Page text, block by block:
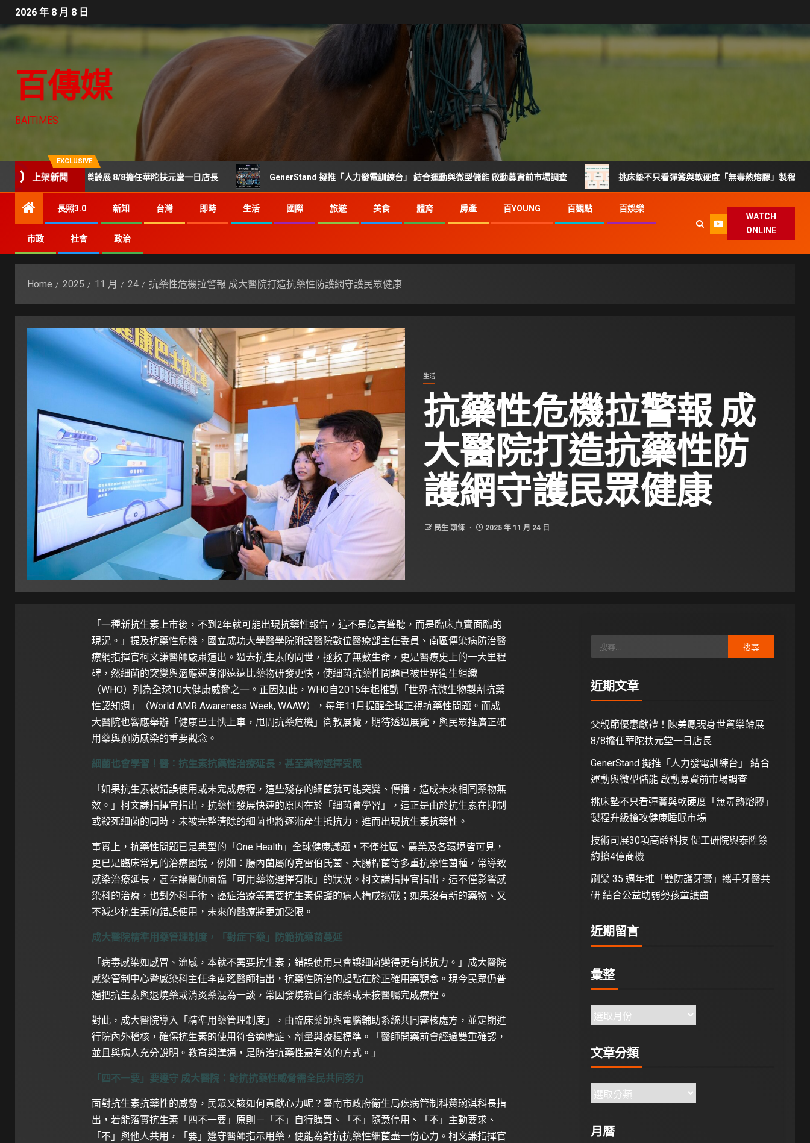
2026 年 8 月 8 日
百傳媒
BAITIMES
EXCLUSIVE
上架新聞
身世貿樂齡展 8/8擔任華陀扶元堂一日店長 GenerStand 擬推「人力發電訓練台」 結合運動與微型儲能 啟動募資前市場調查 挑床墊不只看彈簧與軟硬度「無毒熱熔膠」製程升級搶攻健康睡眠
長照3.0 新知 台灣 即時 生活 國際 旅遊 美食 體育 房產 百YOUNG 百觀點 百娛樂
市政 社會 政治
WATCH
ONLINE
Home 2025 11 月 24 抗藥性危機拉警報 成大醫院打造抗藥性防護網守護民眾健康
生活
抗藥性危機拉警報 成
大醫院打造抗藥性防
護網守護民眾健康
民生 頭條 2025 年 11 月 24 日
「一種新抗生素上市後，不到2年就可能出現抗藥性報告，這不是危言聳聽，而是臨床真實面臨的
現況。」提及抗藥性危機，國立成功大學醫學院附設醫院數位醫療部主任委員、南區傳染病防治醫
療網指揮官柯文謙醫師嚴肅道出。過去抗生素的問世，拯救了無數生命，更是醫療史上的一大里程
碑，然細菌的突變與適應速度卻遠遠比藥物研發更快，使細菌抗藥性問題已被世界衛生組織
（WHO）列為全球10大健康威脅之一。正因如此，WHO自2015年起推動「世界抗微生物製劑抗藥
性認知週」（World AMR Awareness Week, WAAW），每年11月提醒全球正視抗藥性問題。而成
大醫院也響應舉辦「健康巴士快上車，甩開抗藥危機」衛教展覽，期待透過展覽，與民眾推廣正確
用藥與預防感染的重要觀念。
細菌也會學習！醫：抗生素抗藥性治療延長，甚至藥物選擇受限
「如果抗生素被錯誤使用或未完成療程，這些殘存的細菌就可能突變、傳播，造成未來相同藥物無
效。」柯文謙指揮官指出，抗藥性發展快速的原因在於「細菌會學習」，這正是由於抗生素在抑制
或殺死細菌的同時，未被完整清除的細菌也將逐漸產生抵抗力，進而出現抗生素抗藥性。
事實上，抗藥性問題已是典型的「One Health」全球健康議題，不僅社區、農業及各環境皆可見，
更已是臨床常見的治療困境，例如：腸內菌屬的克雷伯氏菌、大腸桿菌等多重抗藥性菌種，常導致
感染治療延長，甚至讓醫師面臨「可用藥物選擇有限」的狀況。柯文謙指揮官指出，這不僅影響感
染科的治療，也對外科手術、癌症治療等需要抗生素保護的病人構成挑戰；如果沒有新的藥物、又
不減少抗生素的錯誤使用，未來的醫療將更加受限。
成大醫院精準用藥管理制度，「對症下藥」防範抗藥菌蔓延
「病毒感染如感冒、流感，本就不需要抗生素；錯誤使用只會讓細菌變得更有抵抗力。」成大醫院
感染管制中心暨感染科主任李南瑤醫師指出，抗藥性防治的起點在於正確用藥觀念。現今民眾仍普
遍把抗生素與退燒藥或消炎藥混為一談，常因發燒就自行服藥或未按醫囑完成療程。
對此，成大醫院導入「精準用藥管理制度」，由臨床藥師與電腦輔助系統共同審核處方，並定期進
行院內外稽核，確保抗生素的使用符合適應症、劑量與療程標準。「醫師開藥前會經過雙重確認，
並且與病人充分說明。教育與溝通，是防治抗藥性最有效的方式。」
「四不一要」要遵守 成大醫院：對抗抗藥性威脅需全民共同努力
面對抗生素抗藥性的威脅，民眾又該如何貢獻心力呢？臺南市政府衛生局疾病管制科黃琬淇科長指
出，若能落實抗生素「四不一要」原則－「不」自行購買、「不」隨意停用、「不」主動要求、
「不」與他人共用，「要」遵守醫師指示用藥，便能為對抗抗藥性細菌盡一份心力。柯文謙指揮官
近期文章
父親節優惠獻禮！陳美鳳現身世貿樂齡展
8/8擔任華陀扶元堂一日店長
GenerStand 擬推「人力發電訓練台」 結合
運動與微型儲能 啟動募資前市場調查
挑床墊不只看彈簧與軟硬度「無毒熱熔膠」
製程升級搶攻健康睡眠市場
技術司展30項高齡科技 促工研院與泰陞簽
約搶4億商機
刷樂 35 週年推「雙防護牙膏」攜手牙醫共
研 結合公益助弱勢孩童護齒
近期留言
彙整
文章分類
月曆